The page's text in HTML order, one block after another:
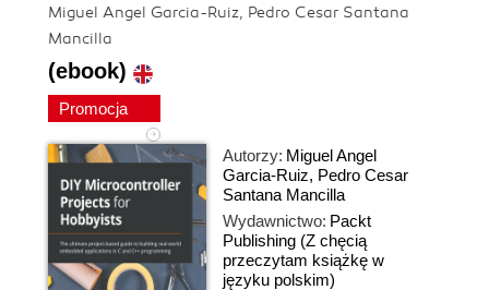
Miguel Angel Garcia-Ruiz, Pedro Cesar Santana
Mancilla
(ebook)
Promocja
Autorzy: Miguel Angel
Garcia-Ruiz, Pedro Cesar
Santana Mancilla
Wydawnictwo: Packt
Publishing (Z chęcią
przeczytam książkę w
języku polskim)